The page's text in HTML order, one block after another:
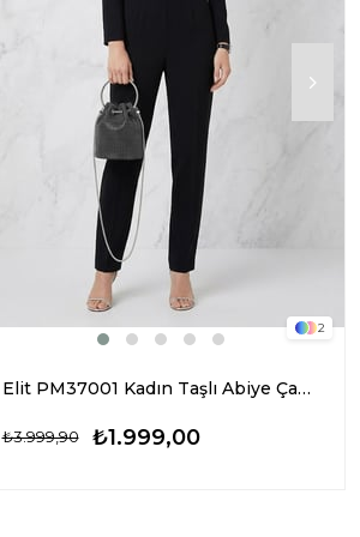
2
Elit PM37001 Kadın Taşlı Abiye Çanta Siyah
₺1.999,00
₺3.999,90